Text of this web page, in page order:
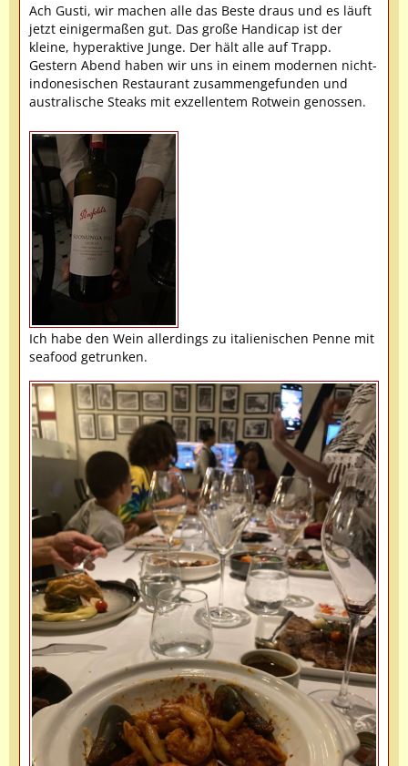
Ach Gusti, wir machen alle das Beste draus und es läuft
jetzt einigermaßen gut. Das große Handicap ist der
kleine, hyperaktive Junge. Der hält alle auf Trapp.
Gestern Abend haben wir uns in einem modernen nicht-
indonesischen Restaurant zusammengefunden und
australische Steaks mit exzellentem Rotwein genossen.
Ich habe den Wein allerdings zu italienischen Penne mit
seafood getrunken.